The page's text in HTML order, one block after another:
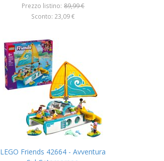
Prezzo listino: 89,99 €
Sconto: 23,09 €
LEGO Friends 42664 - Avventura